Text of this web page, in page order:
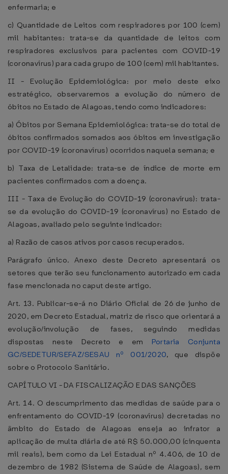
enfermaria; e
c) Quantidade de Leitos com respiradores por 100 (cem)
mil habitantes: trata-se da quantidade de leitos com
respiradores exclusivos para pacientes com COVID-19
(coronavírus) para cada grupo de 100 (cem) mil habitantes.
II - Evolução Epidemiológica: por meio deste eixo
estratégico, observaremos a evolução do número de
óbitos no Estado de Alagoas, tendo como indicadores:
a) Óbitos por Semana Epidemiológica: trata-se do total de
óbitos confirmados somados aos óbitos em investigação
por COVID-19 (coronavírus) ocorridos naquela semana; e
b) Taxa de Letalidade: trata-se de índice de morte em
pacientes confirmados com a doença.
III - Taxa de Evolução do COVID-19 (coronavírus): trata-
se da evolução do COVID-19 (coronavírus) no Estado de
Alagoas, avaliado pelo seguinte indicador:
a) Razão de casos ativos por casos recuperados.
Parágrafo único. Anexo deste Decreto apresentará os
setores que terão seu funcionamento autorizado em cada
fase mencionada no caput deste artigo.
Art. 13. Publicar-se-á no Diário Oficial de 26 de junho de
2020, em Decreto Estadual, matriz de risco que orientará a
evolução/involução de fases, seguindo medidas
dispostas neste Decreto e em Portaria Conjunta
GC/SEDETUR/SEFAZ/SESAU nº 001/2020, que dispõe
sobre o Protocolo Sanitário.
CAPÍTULO VI - DA FISCALIZAÇÃO E DAS SANÇÕES
Art. 14. O descumprimento das medidas de saúde para o
enfrentamento do COVID-19 (coronavírus) decretadas no
âmbito do Estado de Alagoas enseja ao infrator a
aplicação de multa diária de até R$ 50.000,00 (cinquenta
mil reais), bem como da Lei Estadual nº 4.406, de 10 de
dezembro de 1982 (Sistema de Saúde de Alagoas), sem